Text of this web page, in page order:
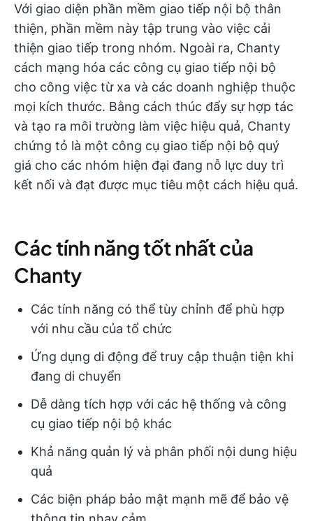
Với giao diện phần mềm giao tiếp nội bộ thân
thiện, phần mềm này tập trung vào việc cải
thiện giao tiếp trong nhóm. Ngoài ra, Chanty
cách mạng hóa các công cụ giao tiếp nội bộ
cho công việc từ xa và các doanh nghiệp thuộc
mọi kích thước. Bằng cách thúc đẩy sự hợp tác
và tạo ra môi trường làm việc hiệu quả, Chanty
chứng tỏ là một công cụ giao tiếp nội bộ quý
giá cho các nhóm hiện đại đang nỗ lực duy trì
kết nối và đạt được mục tiêu một cách hiệu quả.
Các tính năng tốt nhất của
Chanty
Các tính năng có thể tùy chỉnh để phù hợp
với nhu cầu của tổ chức
Ứng dụng di động để truy cập thuận tiện khi
đang di chuyển
Dễ dàng tích hợp với các hệ thống và công
cụ giao tiếp nội bộ khác
Khả năng quản lý và phân phối nội dung hiệu
quả
Các biện pháp bảo mật mạnh mẽ để bảo vệ